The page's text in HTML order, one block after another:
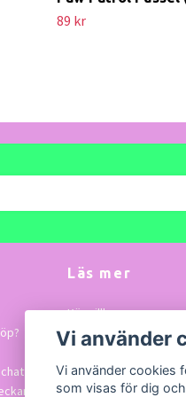
89 kr
Läs mer
Köpvillkor
Kontakt
Vi använder
Vi använder cookies
som visas för dig